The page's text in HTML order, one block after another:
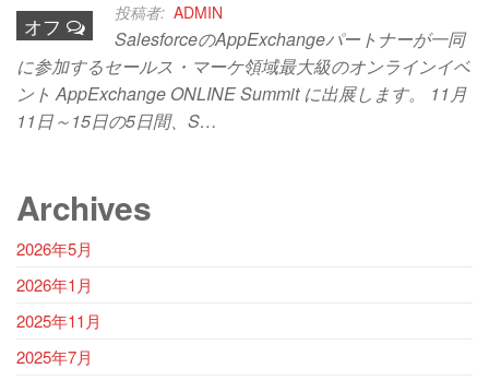
オフ 投稿者: ADMIN
SalesforceのAppExchangeパートナーが一同
に参加するセールス・マーケ領域最大級のオンラインイベ
ント AppExchange ONLINE Summit に出展します。​ 11月
11日～15日の5日間、S…
Archives
2026年5月
2026年1月
2025年11月
2025年7月